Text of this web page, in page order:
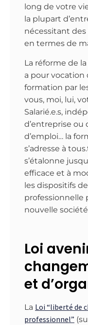
long de votre
la plupart
nécessitant
en termes de
La réforme de
a pour vocation
formation par
vous, moi, lui,
Salarié.e.s,
d’entreprise ou
d’emploi… la
s’adresse à
s’étalonne
efficace et à
les dispositifs
professionnelle
nouvelle
Loi
et
La Loi “liberté de
professionnel”